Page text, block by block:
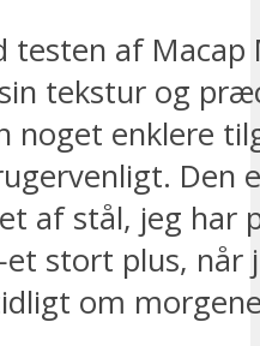
testen af Macap
tekstur og
noget enklere
Den
af stål, jeg har
stort plus, når
om